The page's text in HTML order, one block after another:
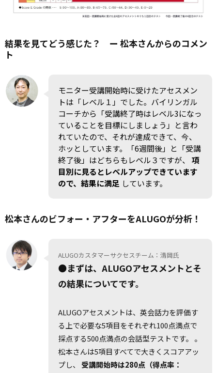
結果を見てどう感じた？ ー 松本さんからのコメン
ト
モニター受講開始時に受けたアセスメン
トは「レベル１」でした。バイリンガル
コーチから「受講終了時はレベル3になっ
ていることを目標にしましょう」と言わ
れていたので、それが達成できて、今、
ホッとしています。「6週間後」と「受講
終了後」はどちらもレベル３ですが、 項
目別に見るとレベルアップできています
ので、結果に満足 しています。
松本さんのビフォー・アフターをALUGOが分析！
ALUGOカスタマーサクセスチーム：清岡氏
●まずは、ALUGOアセスメントとそ
の結果についてです。
ALUGOアセスメントは、英会話力を評価す
る上で必要な5項目をそれぞれ100点満点で
採点する500点満点の会話型テストです。 。
松本さんは5項目すべてで大きくスコアアッ
プし、 受講開始時は280点（得点率：